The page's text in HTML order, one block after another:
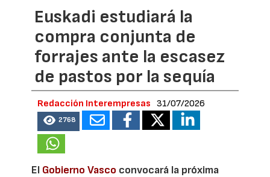
Euskadi estudiará la
compra conjunta de
forrajes ante la escasez
de pastos por la sequía
Redacción Interempresas 31/07/2026
2768
El Gobierno Vasco convocará la próxima